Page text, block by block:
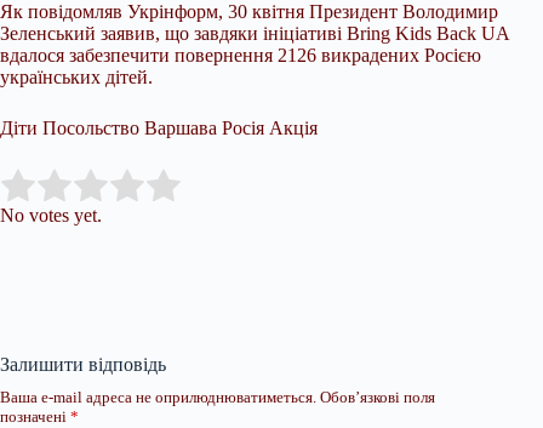
Як повідомляв Укрінформ, 30 квітня Президент Володимир
Зеленський заявив, що завдяки ініціативі Bring Kids Back UA
вдалося забезпечити повернення 2126 викрадених Росією
українських дітей.
Діти Посольство Варшава Росія Акція
Rate this item:
No votes yet.
Залишити відповідь
Ваша e-mail адреса не оприлюднюватиметься. Обов’язкові поля
позначені *